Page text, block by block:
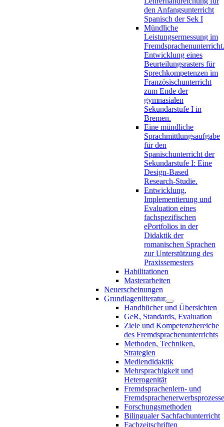
den Anfangsunterricht
Spanisch der Sek I
Mündliche
Leistungsermessung im
Fremdsprachenunterricht.
Entwicklung eines
Beurteilungsrasters für
Sprechkompetenzen im
Französischunterricht
zum Ende der
gymnasialen
Sekundarstufe I in
Bremen.
Eine mündliche
Sprachmittlungsaufgabe
für den
Spanischunterricht der
Sekundarstufe I: Eine
Design-Based
Research-Studie.
Entwicklung,
Implementierung und
Evaluation eines
fachspezifischen
ePortfolios in der
Didaktik der
romanischen Sprachen
zur Unterstützung des
Praxissemesters
Habilitationen
Masterarbeiten
Neuerscheinungen
Grundlagenliteratur
Handbücher und Übersichten
GeR, Standards, Evaluation
Ziele und Kompetenzbereiche
des Fremdsprachenunterrichts
Methoden, Techniken,
Strategien
Mediendidaktik
Mehrsprachigkeit und
Heterogenität
Fremdsprachenlern- und
Fremdsprachenerwerbsprozesse
Forschungsmethoden
Bilingualer Sachfachunterricht
Fachzeitschriften